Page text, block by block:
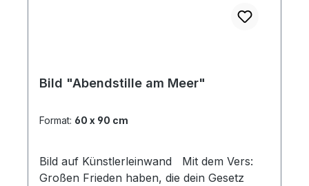
Bild "Abendstille am Meer"
Format: 60 x 90 cm
Bild auf Künstlerleinwand Mit dem Vers:
Großen Frieden haben, die dein Gesetz